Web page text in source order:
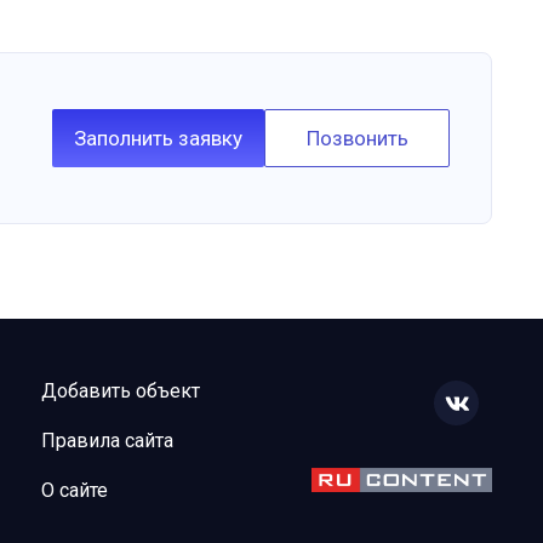
Заполнить заявку Позвонить
Добавить объект
Правила сайта
О сайте